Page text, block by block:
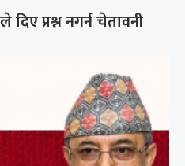
दिए प्रश्न नगर्न चेतावनी